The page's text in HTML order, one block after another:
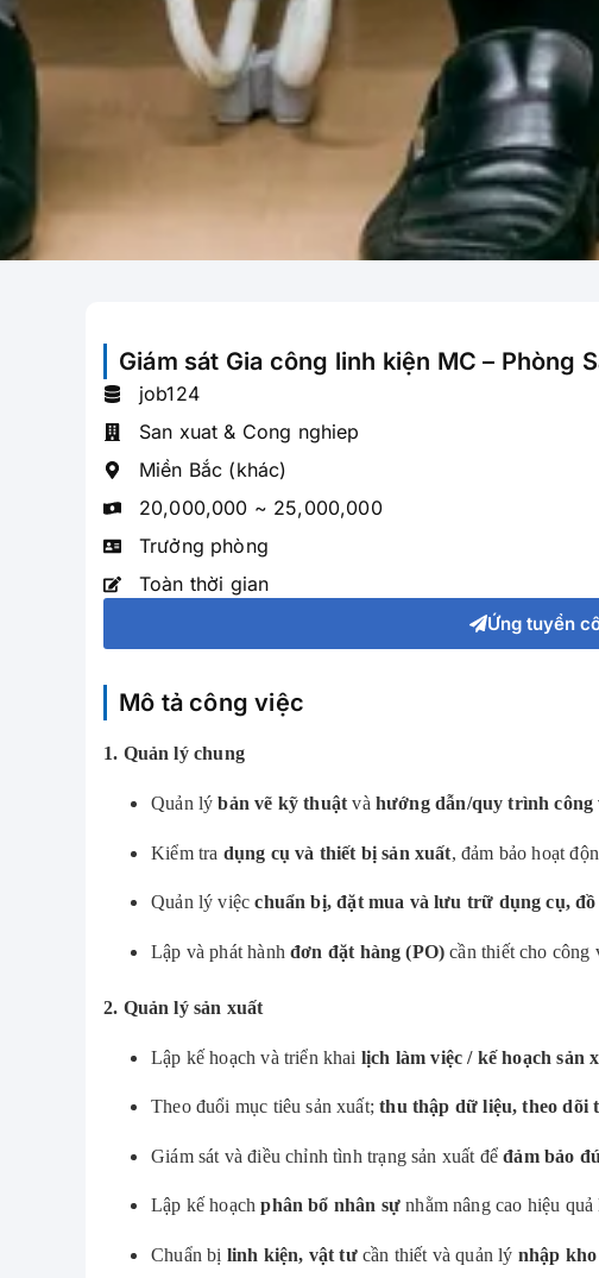
Giám sát Gia công linh kiện MC – Phòng
job124
San xuat & Cong nghiep
Miền Bắc (khác)
20,000,000 ~ 25,000,000
Trưởng phòng
Toàn thời gian
Ứng tuyển
Mô tả công việc
1. Quản lý chung
Quản lýbản vẽ kỹ thuậtvà hướng dẫn/quy trình công
Kiểm tra dụng cụ và thiết bị sản xuất, đảm bảo hoạt
Quản lý việcchuẩn bị, đặt mua và lưu trữ dụng cụ,
Lập và phát hànhđơn đặt hàng (PO) cần thiết cho công
2. Quản lý sản xuất
Lập kế hoạch và triển khai lịch làm việc / kế hoạch sản
Theo đuổi mục tiêu sản xuất;thu thập dữ liệu, theo dõi
Giám sát và điều chỉnh tình trạng sản xuất đểđảm bảo
Lập kế hoạchphân bổ nhân sự nhằm nâng cao hiệu quả
Chuẩn bị linh kiện, vật tưcần thiết và quản lý nhập